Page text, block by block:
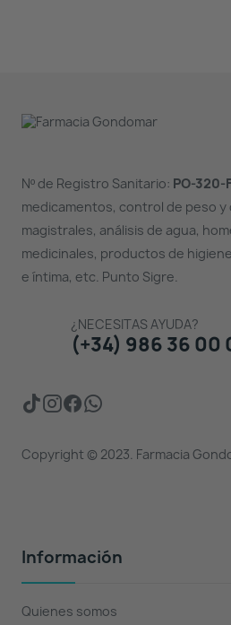
Nº de Registro Sanitario: PO-320-
medicamentos, control de peso
magistrales, análisis de agua,
medicinales, productos de
e íntima, etc. Punto Sigre.
¿NECESITAS AYUDA?
(+34) 986 36 00
Copyright © 2023. Farmacia
Información
Quienes somos